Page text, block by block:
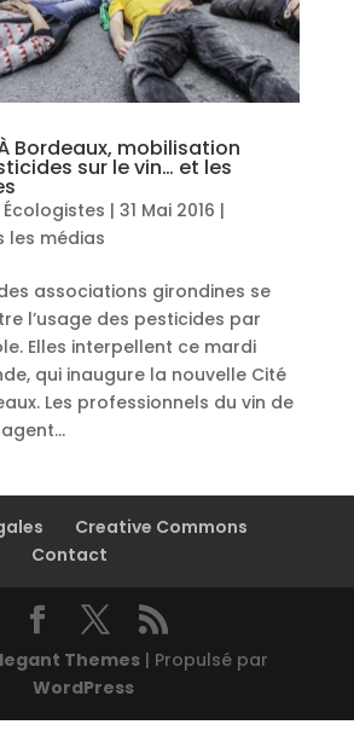
Bordeaux, mobilisation
sur le vin… et les
Écologistes | 31 Mai 2016 |
les médias
associations girondines se
l’usage des pesticides par
Elles interpellent ce mardi
qui inaugure la nouvelle Cité
Les professionnels du vin de
Creative Commons
Contact
Themes | Propulsé par
WordPress